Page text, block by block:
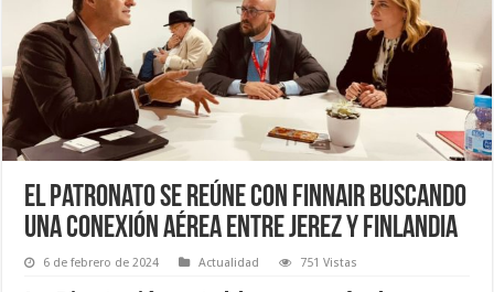
El Patronato se reúne con Finnair buscando
una conexión aérea entre Jerez y Finlandia
6 de febrero de 2024 Actualidad 751 Vistas